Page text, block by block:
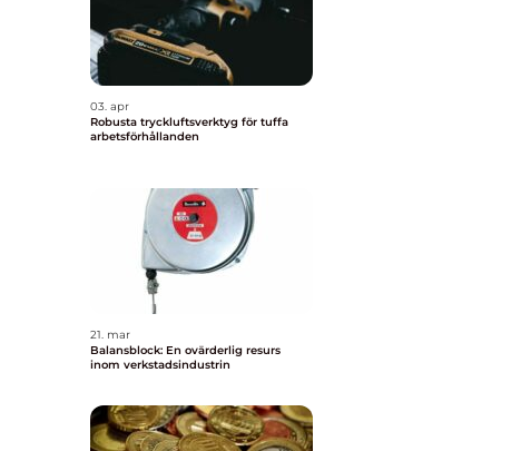
03. apr
Robusta tryckluftsverktyg för tuffa
arbetsförhållanden
21. mar
Balansblock: En ovärderlig resurs
inom verkstadsindustrin